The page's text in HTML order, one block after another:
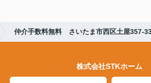
仲介手数料無料 さいたま市西区土屋
株式会社STKホーム